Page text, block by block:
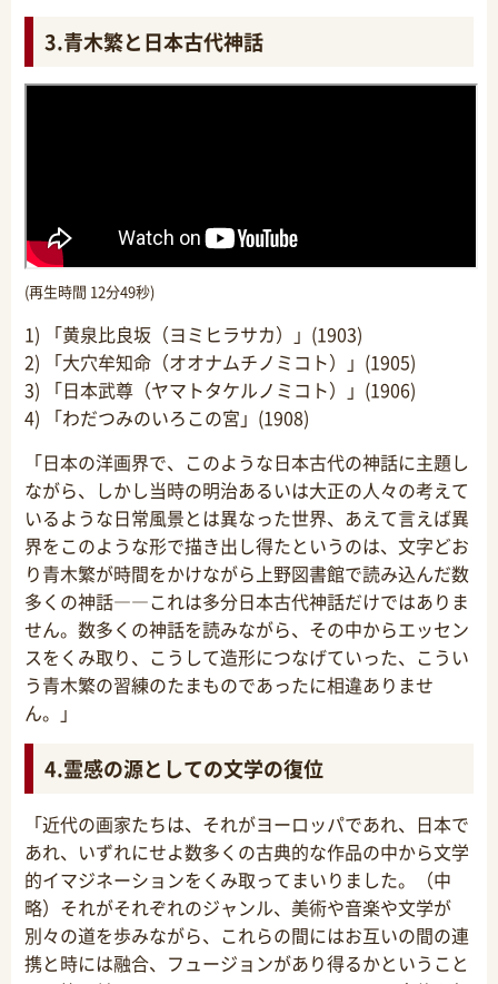
3.青木繁と日本古代神話
(再生時間 12分49秒)
1) 「黄泉比良坂（ヨミヒラサカ）」(1903)
2) 「大穴牟知命（オオナムチノミコト）」(1905)
3) 「日本武尊（ヤマトタケルノミコト）」(1906)
4) 「わだつみのいろこの宮」(1908)
「日本の洋画界で、このような日本古代の神話に主題し
ながら、しかし当時の明治あるいは大正の人々の考えて
いるような日常風景とは異なった世界、あえて言えば異
界をこのような形で描き出し得たというのは、文字どお
り青木繁が時間をかけながら上野図書館で読み込んだ数
多くの神話――これは多分日本古代神話だけではありま
せん。数多くの神話を読みながら、その中からエッセン
スをくみ取り、こうして造形につなげていった、こうい
う青木繁の習練のたまものであったに相違ありませ
ん。」
4.霊感の源としての文学の復位
「近代の画家たちは、それがヨーロッパであれ、日本で
あれ、いずれにせよ数多くの古典的な作品の中から文学
的イマジネーションをくみ取ってまいりました。（中
略）それがそれぞれのジャンル、美術や音楽や文学が
別々の道を歩みながら、これらの間にはお互いの間の連
携と時には融合、フュージョンがあり得るかということ